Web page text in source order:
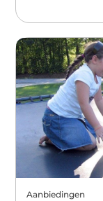
Aanbiedingen